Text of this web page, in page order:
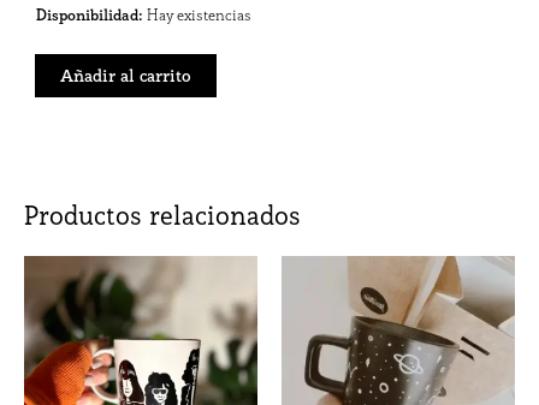
Disponibilidad: Hay existencias
Taza
Añadir al carrito
Productos relacionados